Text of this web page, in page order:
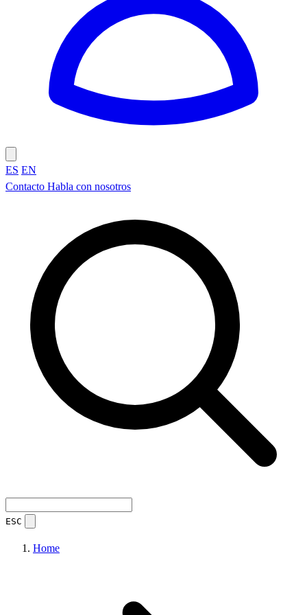
ES EN
Contacto Habla con nosotros
ESC
Home